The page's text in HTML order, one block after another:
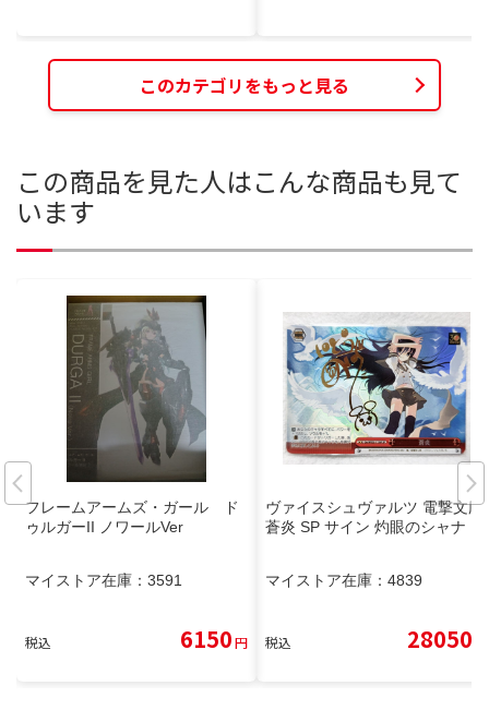
このカテゴリをもっと見る
この商品を見た人はこんな商品も見て
います
フレームアームズ・ガール ド
ゥルガーII ノワールVer
マイストア在庫： 3591
税込 6150円
ヴァイスシュヴァルツ 電撃文庫
蒼炎 SP サイン 灼眼のシャナ
マイストア在庫： 4839
税込 28050